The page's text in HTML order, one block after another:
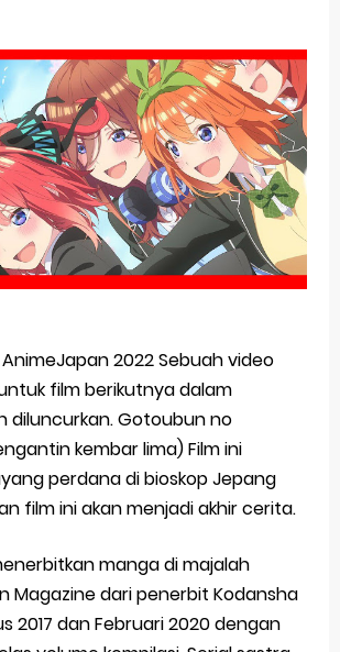
Kaisen Season 3 New Visual
of Arne Reveals New Visual and Trailer
Kaguya! Upcoming Netflix Feature Anime
Mezameru Shinpi Anime Fall 2026
Monday, 10 August
2022 Sebuah video
film berikutnya dalam
diluncurkan. Gotoubun no
kembar lima) Film ini
perdana di bioskop Jepang
film ini akan menjadi akhir cerita.
manga di majalah
Magazine dari penerbit Kodansha
2017 dan Februari 2020 dengan